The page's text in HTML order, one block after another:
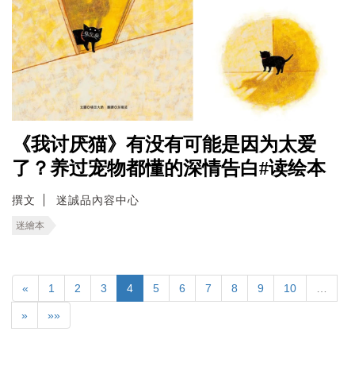
《我讨厌猫》有没有可能是因为太爱
了？养过宠物都懂的深情告白#读绘本
撰文 迷誠品內容中心
迷繪本
« 1 2 3 4 5 6 7 8 9 10
» »»